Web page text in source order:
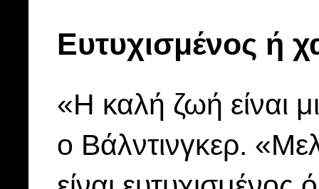
Ευτυχισμένος ή
«Η καλή ζωή είναι
ο Βάλντινγκερ.